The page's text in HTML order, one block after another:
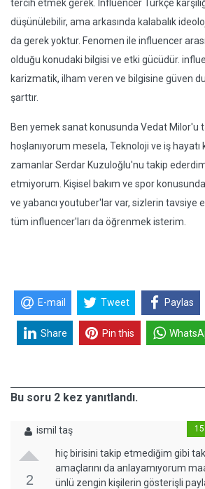
tercih etmek gerek. Influencer Türkçe
düşünülebilir, ama arkasında kalabalık
da gerek yoktur. Fenomen ile influencer
olduğu konudaki bilgisi ve etki gücüdür.
karizmatik, ilham veren ve bilgisine güven
şarttır.
Ben yemek sanat konusunda Vedat Milor'u
hoşlanıyorum mesela, Teknoloji ve iş
zamanlar Serdar Kuzuloğlu'nu takip
etmiyorum. Kişisel bakım ve spor
ve yabancı youtuber'lar var, sizlerin tavsiye
tüm influencer'ları da öğrenmek isterim.
E-mail Tweet Paylas
Share Pin this
Bu soru 2 kez yanıtlandı.
ismil taş
2
hiç birisini takip etmediğim gibi
amaçlarını da anlayamıyorum
ünlü zengin kişilerin gösterişli